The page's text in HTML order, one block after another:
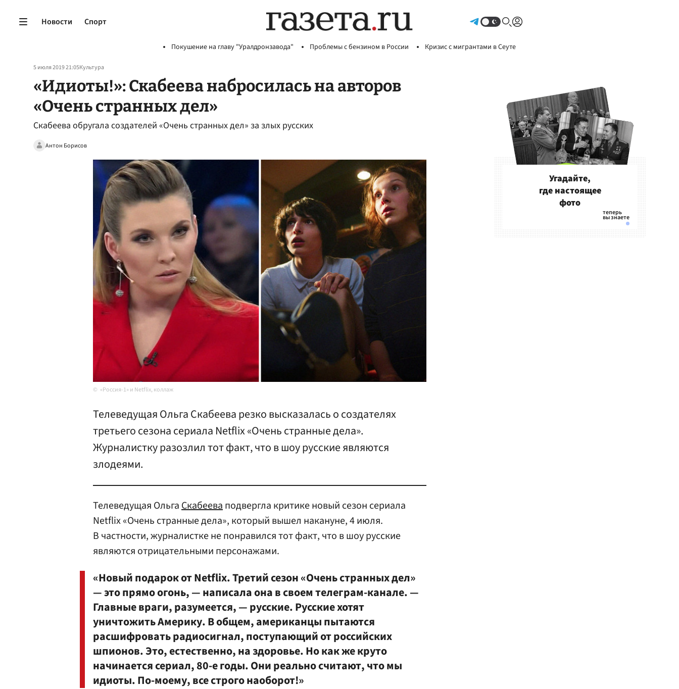
Новости Спорт
Покушение на главу "Уралдронзавода" Проблемы с бензином в России Кризис с мигрантами в Сеуте
5 июля 2019 21:05Культура
«Идиоты!»: Скабеева набросилась на авторов
«Очень странных дел»
Скабеева обругала создателей «Очень странных дел» за злых русских
Антон Борисов
«Россия-1» и Netflix, коллаж
Телеведущая Ольга Скабеева резко высказалась о создателях
третьего сезона сериала Netflix «Очень странные дела».
Журналистку разозлил тот факт, что в шоу русские являются
злодеями.
Телеведущая ОльгаСкабееваподвергла критике новый сезон сериала
Netflix «Очень странные дела», который вышел накануне, 4 июля.
В частности, журналистке не понравился тот факт, что в шоу русские
являются отрицательными персонажами.
«Новый подарок от Netflix. Третий сезон «Очень странных дел»
— это прямо огонь, — написала она в своем телеграм-канале. —
Главные враги, разумеется, — русские. Русские хотят
уничтожить Америку. В общем, американцы пытаются
расшифровать радиосигнал, поступающий от российских
шпионов. Это, естественно, на здоровье. Но как же круто
начинается сериал, 80-е годы. Они реально считают, что мы
идиоты. По-моему, все строго наоборот!»
Угадайте,
где настоящее
фото